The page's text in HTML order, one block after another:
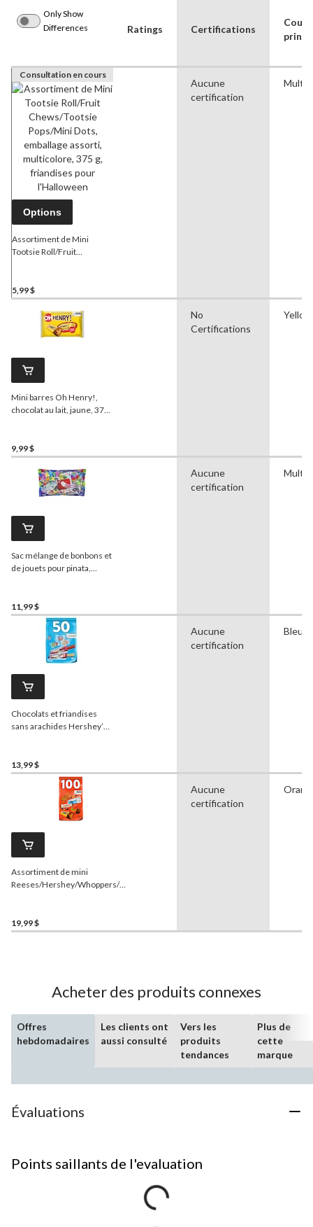
Only Show
Differences
Ratings Certifications
Consultation en cours
Options
Assortiment de Mini
Tootsie Roll/Fruit
multicolore, 375 g,
friandises pour
l'Halloween
5,99 $
Aucune
certification
Mini barres Oh Henry!,
chocolat au lait, jaune, 375
9,99 $
No
Certifications
Yellow
Sac mélange de bonbons et
de jouets pour pinata,
multicolore, 650 g,
bonbons tendres, pour fête
d'anniversaire/cadeau-
surprise/Halloween
11,99 $
Aucune
certification
Chocolats et friandises
sans arachides Hershey’s,
13,99 $
Aucune
certification
Bleu
Assortiment de mini
Reeses/Hershey/Whoppers/Oh
l'Halloween
19,99 $
Aucune
certification
Acheter des produits connexes
Offres
hebdomadaires
Les clients ont
aussi consulté
Vers les
produits
tendances
Plus de
cette
marque
Évaluations
Points saillants de l'evaluation